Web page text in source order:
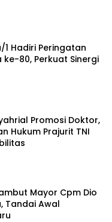
Hadiri Peringatan
80, Perkuat Sinergi
Promosi Doktor,
Hukum Prajurit TNI
Mayor Cpm Dio
Tandai Awal